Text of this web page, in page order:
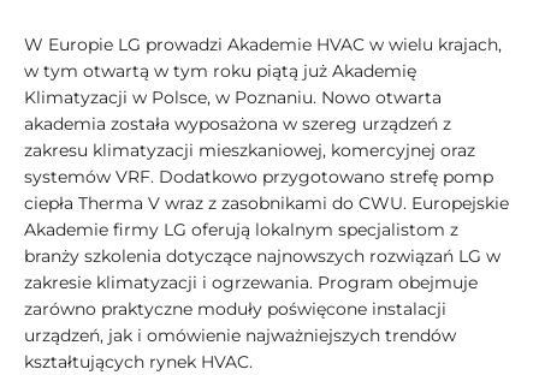
W Europie LG prowadzi Akademie HVAC w wielu krajach,
w tym otwartą w tym roku piątą już Akademię
Klimatyzacji w Polsce, w Poznaniu. Nowo otwarta
akademia została wyposażona w szereg urządzeń z
zakresu klimatyzacji mieszkaniowej, komercyjnej oraz
systemów VRF. Dodatkowo przygotowano strefę pomp
ciepła Therma V wraz z zasobnikami do CWU. Europejskie
Akademie firmy LG oferują lokalnym specjalistom z
branży szkolenia dotyczące najnowszych rozwiązań LG w
zakresie klimatyzacji i ogrzewania. Program obejmuje
zarówno praktyczne moduły poświęcone instalacji
urządzeń, jak i omówienie najważniejszych trendów
kształtujących rynek HVAC.